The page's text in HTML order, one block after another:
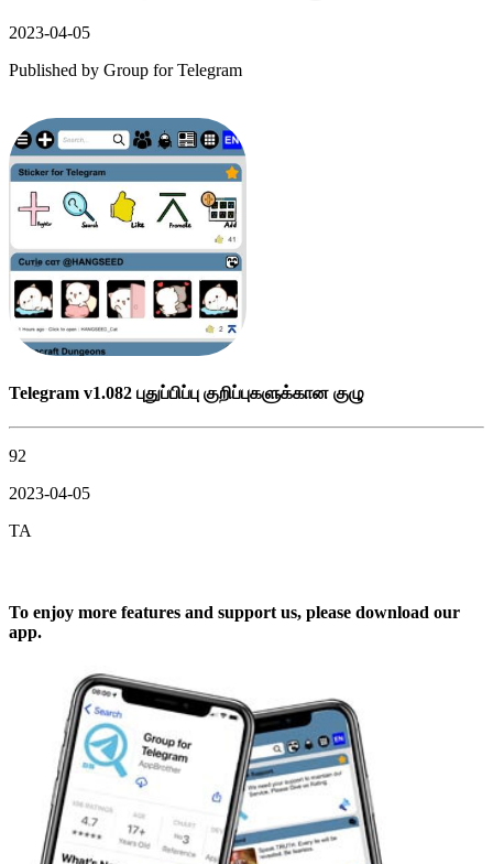
2023-04-05
Published by Group for Telegram
Telegram v1.082 புதுப்பிப்பு குறிப்புகளுக்கான குழு
92
2023-04-05
TA
To enjoy more features and support us, please download our
app.